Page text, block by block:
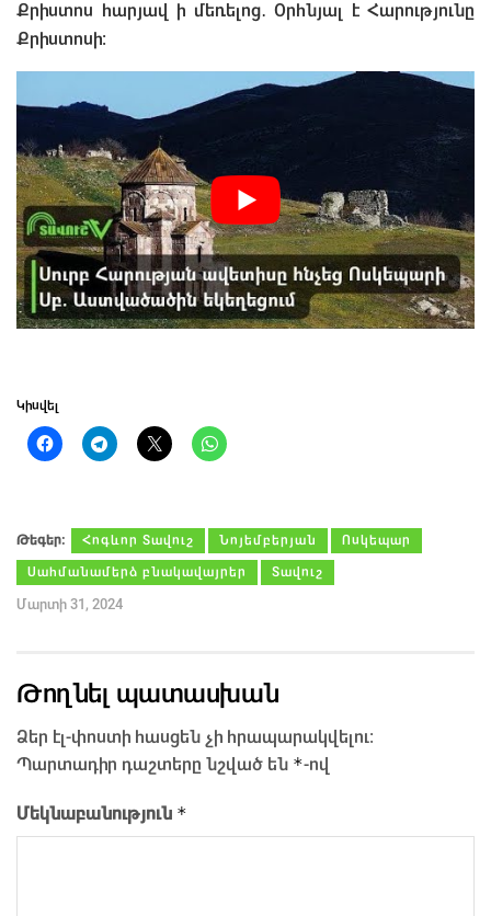
Քրիստոս հարյավ ի մեռելոց․ Օրհնյալ է Հարությունը
Քրիստոսի։
Կիսվել
Թեգեր։ Հոգևոր Տավուշ Նոյեմբերյան Ոսկեպար
Սահմանամերձ բնակավայրեր Տավուշ
Մարտի 31, 2024
Թողնել պատասխան
Ձեր էլ-փոստի հասցեն չի հրապարակվելու։
Պարտադիր դաշտերը նշված են *-ով
Մեկնաբանություն *